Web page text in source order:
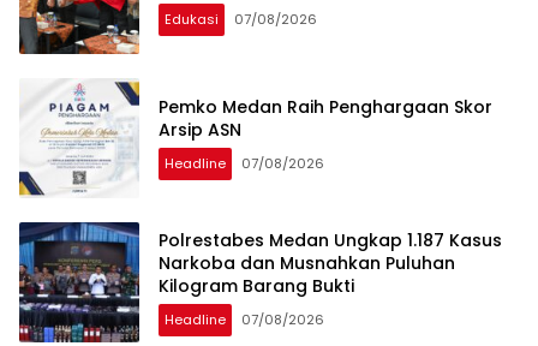
Edukasi 07/08/2026
Pemko Medan Raih Penghargaan Skor
Arsip ASN
Headline 07/08/2026
Polrestabes Medan Ungkap 1.187 Kasus
Narkoba dan Musnahkan Puluhan
Kilogram Barang Bukti
Headline 07/08/2026